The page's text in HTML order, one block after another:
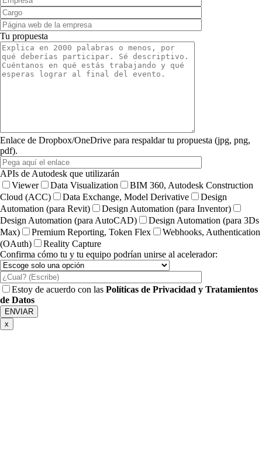
Tu propuesta
Enlace de Dropbox/OneDrive para respaldar tu propuesta (jpg, png,
pdf).
APIs de Autodesk que utilizarán
Viewer
Data Visualization
BIM 360, Autodesk Construction
Cloud (ACC)
Data Exchange, Model Derivative
Design
Automation (para Revit)
Design Automation (para Inventor)
Design Automation (para AutoCAD)
Design Automation (para 3Ds
Max)
Premium Reporting, Token Flex
Webhooks, Authentication
(OAuth)
Reality Capture
Confirma cómo tu y tu equipo podrían unirse al acelerador:
Estoy de acuerdo con las Políticas de Privacidad y Tratamientos
de Datos
x